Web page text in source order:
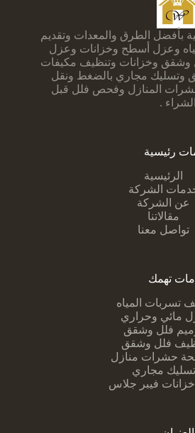
بأفضل الطرق والمعدات وتقديم
وعزل أسطح وخزانات وعزل
وشقق وخزانات وتنظيف مكيفات
وتسليك مجاري بالضغط ونقل
المنازل وفحص فلل قبل
الشراء .
رئيسية
الرئيسية
الشركة
عن الشركة
مقالاتنا
تواصل معنا
تهمك
تسربات ا لمياه
مائي وحراري
فلل وشقق
فلل وشقق
حشرات منازل
تسليك مجاري
فيبر جلاس